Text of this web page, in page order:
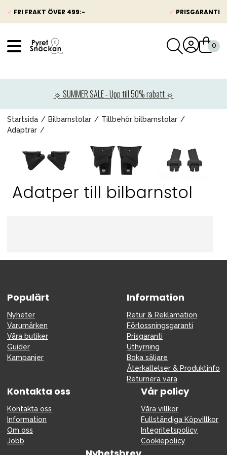
✓ FRI FRAKT ÖVER 499:- ✓ PRISGARANTI
☼ SUMMER SALE - Upp till 50% rabatt ☼
Startsida Bilbarnstolar
Tillbehör bilbarnstolar
Adaptrar
Adatper till bilbarnstol
Populärt
Nyheter
Varumärken
Våra butiker
Guider
Kampanjer
Information
Retur & Reklamation
Förlossningsgaranti
Prisgaranti
Uthyrning
Boka säljare
Återkallelser & Produktinfo
Returnera vara
Kontakta oss
Kontakta oss
Information
Om oss
Jobb
Vår policy
Våra villkor
Fullständiga Köpvillkor
Integritetspolicy
Cookiepolicy
Barnvagnar
Bilbarnstolar
Barn & Baby
Leksaker
Förälder
Våra favoriter
Varumärken
Outlet
Guider
Vår butik